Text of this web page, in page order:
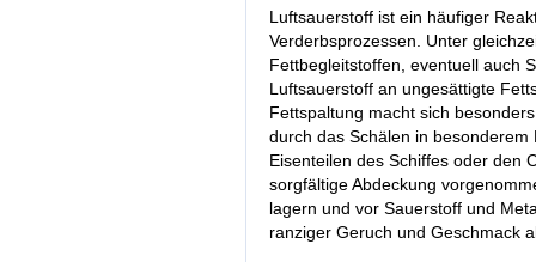
Luftsauerstoff ist ein häufiger
Verderbsprozessen. Unter
Fettbegleitstoffen, eventuell auch
Luftsauerstoff an ungesättigte
Fettspaltung macht sich
durch das Schälen in
Eisenteilen des Schiffes oder den
sorgfältige Abdeckung
lagern und vor Sauerstoff und
ranziger Geruch und Geschmack